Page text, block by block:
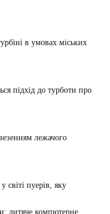
в умовах міських
підхід до турботи про
лежачого
пуерів, яку
дитяче компютерне